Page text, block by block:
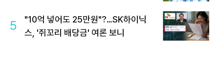
5
"10억 넣어도 25만원"?…SK하이닉
스, '쥐꼬리 배당금' 여론 보니